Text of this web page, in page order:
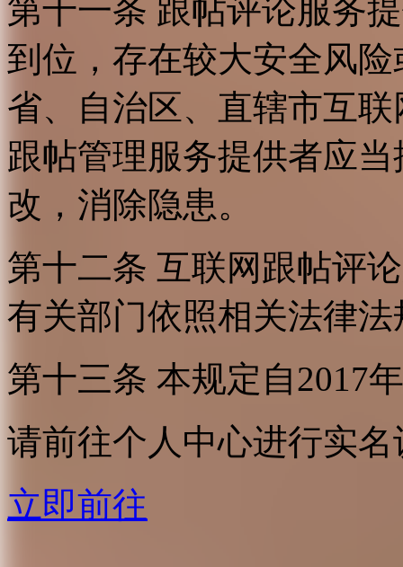
第十一条 跟帖评论服务
到位，存在较大安全风
省、自治区、直辖市互
跟帖管理服务提供者应
改，消除隐患。
第十二条 互联网跟帖评
有关部门依照相关法律
第十三条 本规定自2017
请前往个人中心进行实名
立即前往